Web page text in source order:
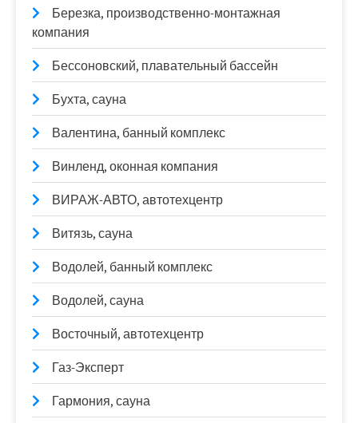
Березка, производственно-монтажная
компания
Бессоновский, плавательный бассейн
Бухта, сауна
Валентина, банный комплекс
Винленд, оконная компания
ВИРАЖ-АВТО, автотехцентр
Витязь, сауна
Водолей, банный комплекс
Водолей, сауна
Восточный, автотехцентр
Газ-Эксперт
Гармония, сауна